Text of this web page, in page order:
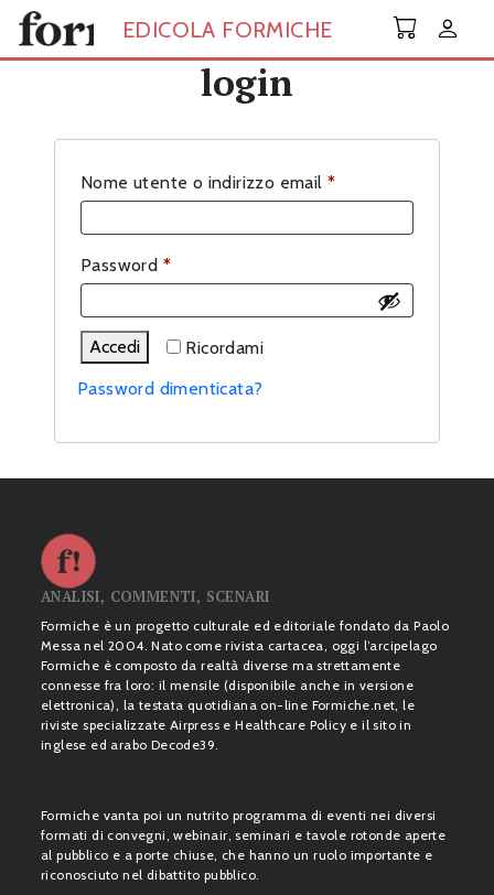
Skip to main content
EDICOLA FORMICHE
login
Nome utente o indirizzo email *Richiesto
Password *Richiesto
Ricordami
Accedi
Password dimenticata?
ANALISI, COMMENTI, SCENARI
Formiche è un progetto culturale ed editoriale fondato da Paolo
Messa nel 2004. Nato come rivista cartacea, oggi l’arcipelago
Formiche è composto da realtà diverse ma strettamente
connesse fra loro: il mensile (disponibile anche in versione
elettronica), la testata quotidiana on-line Formiche.net, le
riviste specializzate Airpress e Healthcare Policy e il sito in
inglese ed arabo Decode39.
Formiche vanta poi un nutrito programma di eventi nei diversi
formati di convegni, webinair, seminari e tavole rotonde aperte
al pubblico e a porte chiuse, che hanno un ruolo importante e
riconosciuto nel dibattito pubblico.